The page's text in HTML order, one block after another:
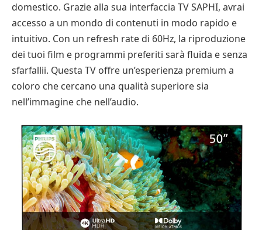
domestico. Grazie alla sua interfaccia TV SAPHI, avrai
accesso a un mondo di contenuti in modo rapido e
intuitivo. Con un refresh rate di 60Hz, la riproduzione
dei tuoi film e programmi preferiti sarà fluida e senza
sfarfallii. Questa TV offre un’esperienza premium a
coloro che cercano una qualità superiore sia
nell’immagine che nell’audio.